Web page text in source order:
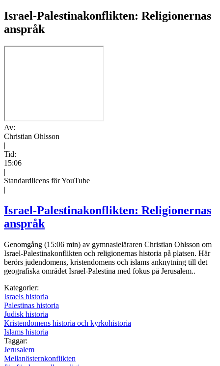
Israel-Palestinakonflikten: Religionernas
anspråk
Av:
Christian Ohlsson
|
Tid:
15:06
|
Standardlicens för YouTube
|
Israel-Palestinakonflikten: Religionernas
anspråk
Genomgång (15:06 min) av gymnasieläraren Christian Ohlsson om
Israel-Palestinakonflikten och religionernas historia på platsen. Här
berörs judendomens, kristendomens och islams anknytning till det
geografiska området Israel-Palestina med fokus på Jerusalem..
Kategorier:
Israels historia
Palestinas historia
Judisk historia
Kristendomens historia och kyrkohistoria
Islams historia
Taggar:
Jerusalem
Mellanösternkonflikten